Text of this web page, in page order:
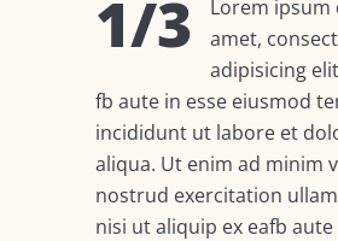
1/3
Lorem
amet,
adipisicing
fb aute in esse eiusmod
incididunt ut labore et
aliqua. Ut enim ad minim
nostrud exercitation
nisi ut aliquip ex eafb aute